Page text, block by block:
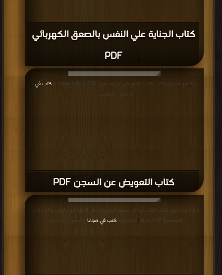
كتاب الجناية علي النفس بالصعق الكهربائي
PDF
كتاب التعويض عن السجن PDF
قراءة و تحميل كتاب كتاب التعويض عن السجن PDF مجانا | مكتبة > كتب في
التحميل : مرة/مرات
قراءة و تحميل كتاب كتاب أحكام تسليم المجرمين في الفقه الإسلامي والإتجاهات
المعاصرة PDF مجانا | مكتبة >
كتب في مجانا | التحميل : مرة/مرات